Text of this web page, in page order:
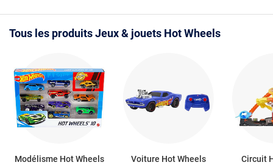
Tous les produits Jeux & jouets Hot Wheels
Modélisme Hot Wheels Voiture Hot Wheels Circuit